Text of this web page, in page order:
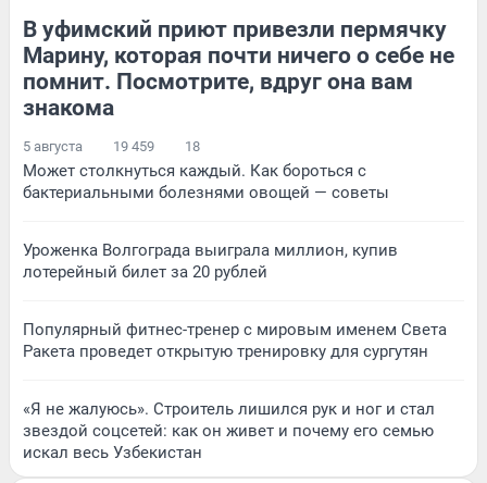
В уфимский приют привезли пермячку
Марину, которая почти ничего о себе не
помнит. Посмотрите, вдруг она вам
знакома
5 августа 19 459 18
Может столкнуться каждый. Как бороться с
бактериальными болезнями овощей — советы
Уроженка Волгограда выиграла миллион, купив
лотерейный билет за 20 рублей
Популярный фитнес-тренер с мировым именем Света
Ракета проведет открытую тренировку для сургутян
«Я не жалуюсь». Строитель лишился рук и ног и стал
звездой соцсетей: как он живет и почему его семью
искал весь Узбекистан